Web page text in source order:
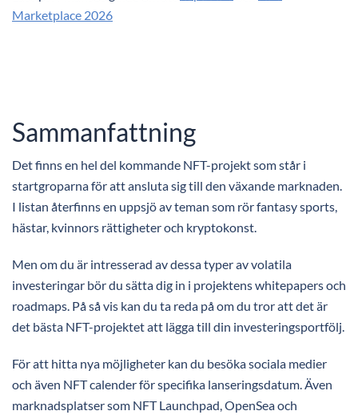
Marketplace 2026
Sammanfattning
Det finns en hel del kommande NFT-projekt som står i
startgroparna för att ansluta sig till den växande marknaden.
I listan återfinns en uppsjö av teman som rör fantasy sports,
hästar, kvinnors rättigheter och kryptokonst.
Men om du är intresserad av dessa typer av volatila
investeringar bör du sätta dig in i projektens whitepapers och
roadmaps. På så vis kan du ta reda på om du tror att det är
det bästa NFT-projektet att lägga till din investeringsportfölj.
För att hitta nya möjligheter kan du besöka sociala medier
och även NFT calender för specifika lanseringsdatum. Även
marknadsplatser som NFT Launchpad, OpenSea och